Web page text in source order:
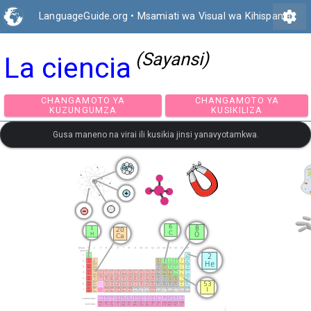
LanguageGuide.org • Msamiati wa Visual wa Kihispania
settings
La ciencia (Sayansi)
CHANGAMOTO YA
KUZUNGUMZA
CHANGAMOTO
KUSIKILIZA
Gusa maneno na virai ili kusikia jinsi yanavyotamkwa.